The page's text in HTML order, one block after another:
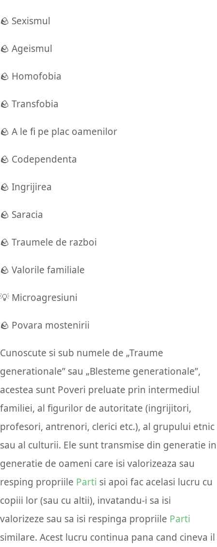
🪨 Sexismul
🪨 Ageismul
🪨 Homofobia
🪨 Transfobia
🪨 A le fi pe plac oamenilor
🪨 Codependenta
🪨 Ingrijirea
🪨 Saracia
🪨 Traumele de razboi
🪨 Valorile familiale
💡 Microagresiuni
🪨 Povara mostenirii
Cunoscute si sub numele de „Traume
generationale” sau „Blesteme generationale”,
acestea sunt Poveri preluate prin intermediul
familiei, al figurilor de autoritate (ingrijitori,
profesori, antrenori, clerici etc.), al grupului etnic
sau al culturii. Ele sunt transmise din generatie in
generatie de oameni care isi valorizeaza sau
resping propriile Parti si apoi fac acelasi lucru cu
copiii lor (sau cu altii), invatandu-i sa isi
valorizeze sau sa isi respinga propriile Parti
similare. Acest lucru continua pana cand cineva il